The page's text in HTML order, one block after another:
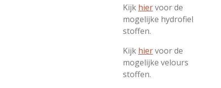
Kijk hiervoor de
mogelijke hydrofiel
stoffen.
Kijk hiervoor de
mogelijke velours
stoffen.